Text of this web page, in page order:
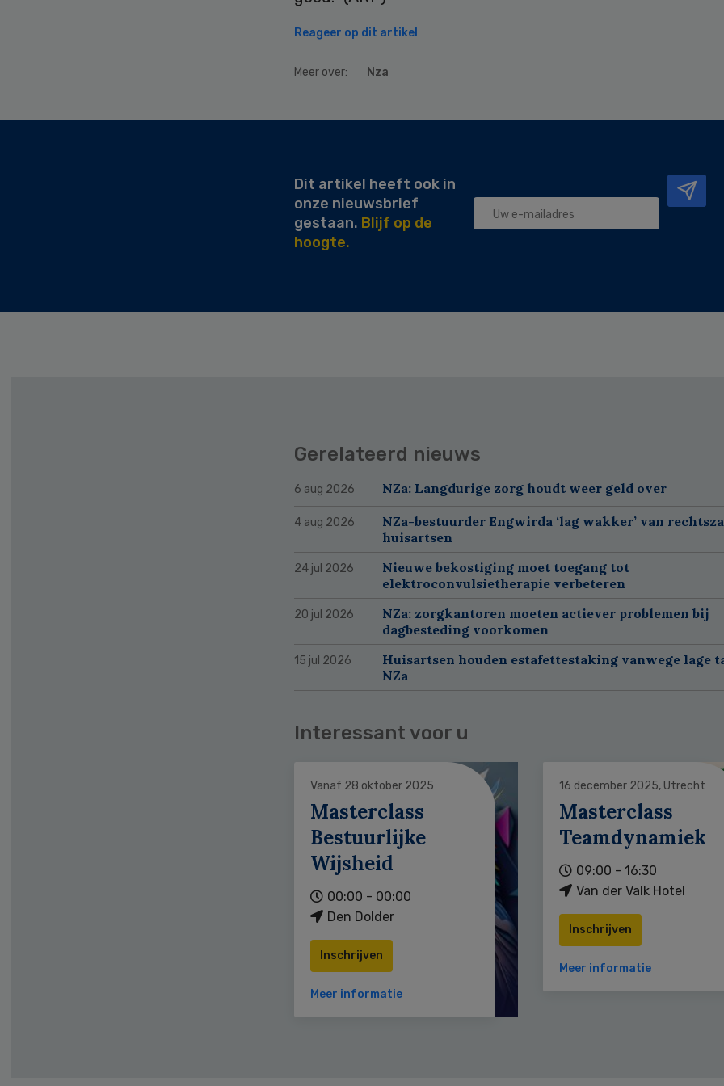
Reageer op dit artikel
Meer over: Nza
Dit artikel heeft ook in
onze nieuwsbrief
gestaan. Blijf op de
hoogte.
Gerelateerd nieuws
6 aug 2026 NZa: Langdurige zorg houdt weer geld over
4 aug 2026
NZa-bestuurder Engwirda ‘lag wakker’ van
huisartsen
24 jul 2026
Nieuwe bekostiging moet toegang tot
elektroconvulsietherapie verbeteren
20 jul 2026
NZa: zorgkantoren moeten actiever problemen bij
dagbesteding voorkomen
15 jul 2026
Huisartsen houden estafettestaking vanwege lage
NZa
Interessant voor u
Vanaf 28 oktober 2025
Masterclass
Bestuurlijke
Wijsheid
00:00 - 00:00
Den Dolder
Inschrijven
Meer informatie
16 december 2025, Utrecht
Masterclass
Teamdynamiek
09:00 - 16:30
Van der Valk Hotel
Inschrijven
Meer informatie